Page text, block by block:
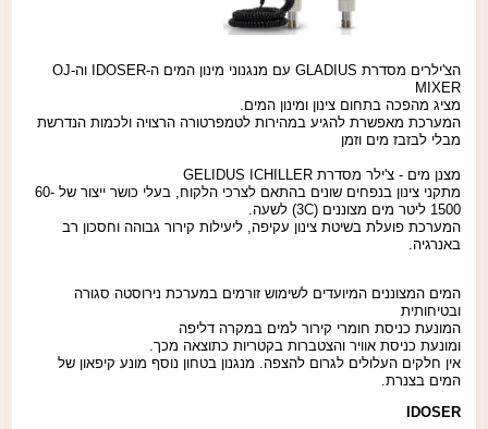
הצ'ילרים מסדרת GLADIUS עם מנגנוני מינון המים ה-IDOSER וה-OJ
MIXER
מציג מהפכה בתחום צינון ומינון המים.
המערכת מאפשרת להגיע במהירות לטמפרטורה הרצויה ולכמות הנדרשת
מבלי לבזבז מים וזמן
מצנן מים - צ'ילר מסדרת GELIDUS ICHILLER
מתקני צינון בנפחים שונים בהתאם לצרכי הלקוח, בעלי כושר ייצור של 60-
1500 ליטר מים מצוננים (3C) לשעה.
המערכת פועלת בשיטת צינון עקיפה, ליעילות קירור גבוהה וחסכון רב
באנרגיה.
המים המצוננים המיועדים לשימוש זורמים במערכת נירוסטה סגורה
ובטיחותית
המונעת כניסת חומרי קירור למים במקרה דליפה
ומונעת כניסת אוויר והצטברות בקטריות כתוצאה מכך.
אין חלקים העלולים לגרום להצפה. מנגנון בטחון נוסף מונע קיפאון של
המים בצנרת.
IDOSER